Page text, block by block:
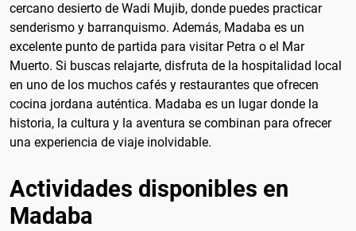
cercano desierto de Wadi Mujib, donde puedes practicar
senderismo y barranquismo. Además, Madaba es un
excelente punto de partida para visitar Petra o el Mar
Muerto. Si buscas relajarte, disfruta de la hospitalidad local
en uno de los muchos cafés y restaurantes que ofrecen
cocina jordana auténtica. Madaba es un lugar donde la
historia, la cultura y la aventura se combinan para ofrecer
una experiencia de viaje inolvidable.
Actividades disponibles en
Madaba